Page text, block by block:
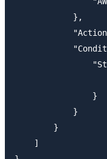
            },
                }
            }
        }
    ]